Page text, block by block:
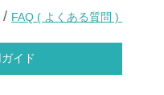
/ FAQ ( よくある質問 )
イド